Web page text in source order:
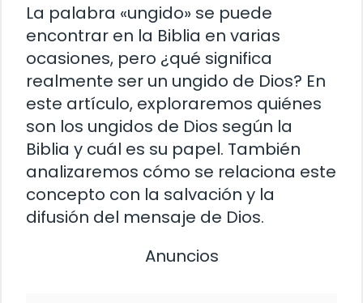
La palabra «ungido» se puede
encontrar en la Biblia en varias
ocasiones, pero ¿qué significa
realmente ser un ungido de Dios? En
este artículo, exploraremos quiénes
son los ungidos de Dios según la
Biblia y cuál es su papel. También
analizaremos cómo se relaciona este
concepto con la salvación y la
difusión del mensaje de Dios.
Anuncios